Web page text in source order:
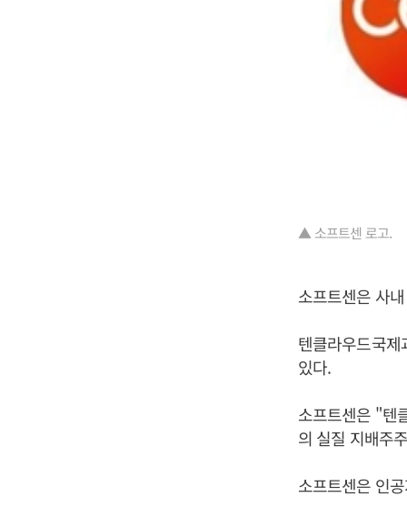
▲ 소프트센 로고.
소프트센은 사
텐클라우드국
있다.
소프트센은 "텐
의 실질 지배주
소프트센은 인